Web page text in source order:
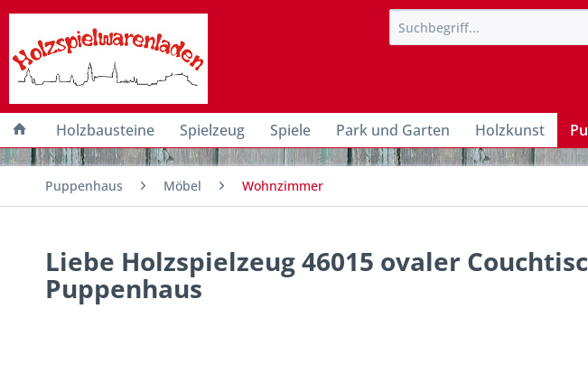
Holzbausteine Spielzeug Spiele Park und Garten Holzkunst
Puppenhaus Möbel Wohnzimmer
Liebe Holzspielzeug 46015 ovaler
Puppenhaus